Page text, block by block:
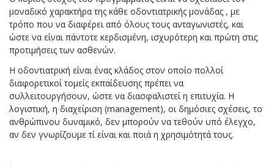
μοναδικό χαρακτήρα της κάθε οδοντιατρικής μονάδας , με
τρόπο που να διαφέρει από όλους τους ανταγωνιστές, και
ώστε να είναι πάντοτε κερδισμένη, ισχυρότερη και πρώτη στις
προτιμήσεις των ασθενών.
Η οδοντιατρική είναι ένας κλάδος στον οποίο πολλοί
διαφορετικοί τομείς εκπαίδευσης πρέπει να
συλλειτουργήσουν, ώστε να διασφαλιστεί η επιτυχία. Η
λογιστική, η διαχείριση (management), οι δημόσιες σχέσεις, το
ανθρώπινου δυναμικό, δεν μπορούν να τεθούν υπό έλεγχο,
αν δεν γνωρίζουμε τί είναι και ποιά η χρησιμότητά τους.